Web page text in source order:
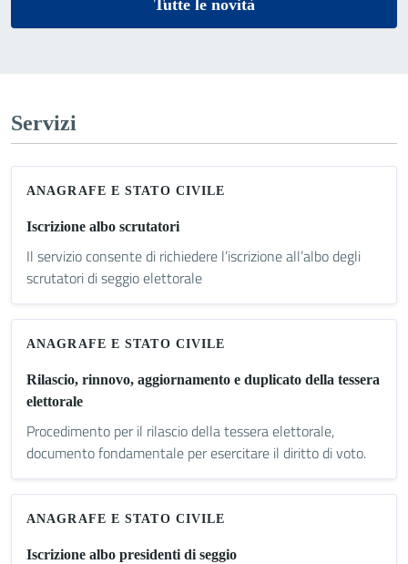
Tutte le novità
Servizi
ANAGRAFE E STATO CIVILE
Iscrizione albo scrutatori
Il servizio consente di richiedere l’iscrizione all’albo degli
scrutatori di seggio elettorale
ANAGRAFE E STATO CIVILE
Rilascio, rinnovo, aggiornamento e duplicato della tessera
elettorale
Procedimento per il rilascio della tessera elettorale,
documento fondamentale per esercitare il diritto di voto.
ANAGRAFE E STATO CIVILE
Iscrizione albo presidenti di seggio